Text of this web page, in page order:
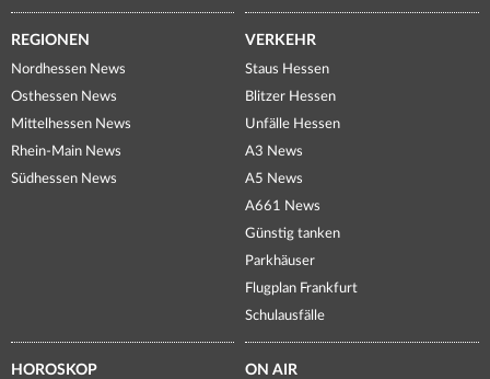
REGIONEN
Nordhessen News
Osthessen News
Mittelhessen News
Rhein-Main News
Südhessen News
VERKEHR
Staus Hessen
Blitzer Hessen
Unfälle Hessen
A3 News
A5 News
A661 News
Günstig tanken
Parkhäuser
Flugplan Frankfurt
Schulausfälle
HOROSKOP ON AIR